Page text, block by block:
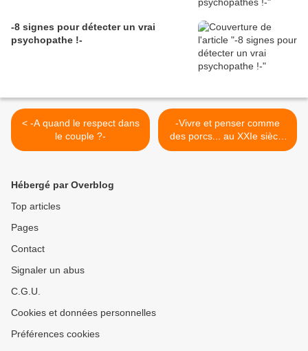
-8 signes pour détecter un vrai
psychopathe !-
< -A quand le respect dans
le couple ?-
-Vivre et penser comme
des porcs... au XXIe siècle
!- >
Hébergé par Overblog
Top articles
Pages
Contact
Signaler un abus
C.G.U.
Cookies et données personnelles
Préférences cookies